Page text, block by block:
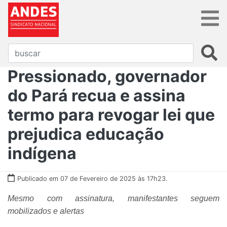
Pressionado, governador
do Pará recua e assina
termo para revogar lei que
prejudica educação
indígena
Publicado em 07 de Fevereiro de 2025 às 17h23.
Mesmo com assinatura, manifestantes seguem
mobilizados e alertas